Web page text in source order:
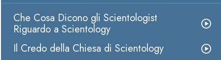
Che Cosa Dicono gli Scientologist
Riguardo a Scientology
Il Credo della Chiesa di Scientology